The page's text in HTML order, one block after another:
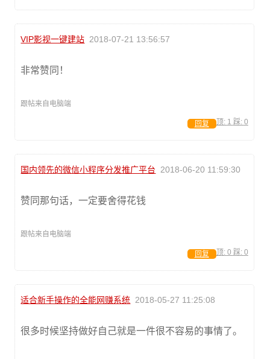
VIP影视一键建站 2018-07-21 13:56:57
非常赞同！
跟帖来自电脑端
顶: 1 踩: 0
回复
国内领先的微信小程序分发推广平台 2018-06-20 11:59:30
赞同那句话，一定要舍得花钱
跟帖来自电脑端
顶: 0 踩: 0
回复
适合新手操作的全能网赚系统 2018-05-27 11:25:08
很多时候坚持做好自己就是一件很不容易的事情了。